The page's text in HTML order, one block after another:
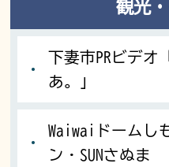
観光
下妻市PRビデオ
あ。」
Waiwaiドームし
ン・SUNさぬま